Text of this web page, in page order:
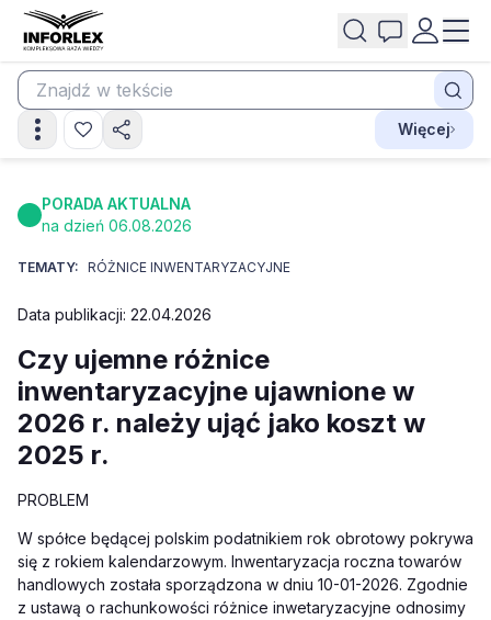
Więcej
PORADA AKTUALNA
na dzień 06.08.2026
TEMATY: RÓŻNICE INWENTARYZACYJNE
Data publikacji: 22.04.2026
Czy ujemne różnice
inwentaryzacyjne ujawnione w
2026 r. należy ująć jako koszt w
2025 r.
PROBLEM
W spółce będącej polskim podatnikiem rok obrotowy pokrywa
się z rokiem kalendarzowym. Inwentaryzacja roczna towarów
handlowych została sporządzona w dniu 10-01-2026. Zgodnie
z ustawą o rachunkowości różnice inwetaryzacyjne odnosimy